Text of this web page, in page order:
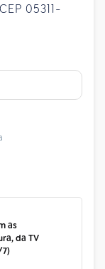
05311-
as
da TV